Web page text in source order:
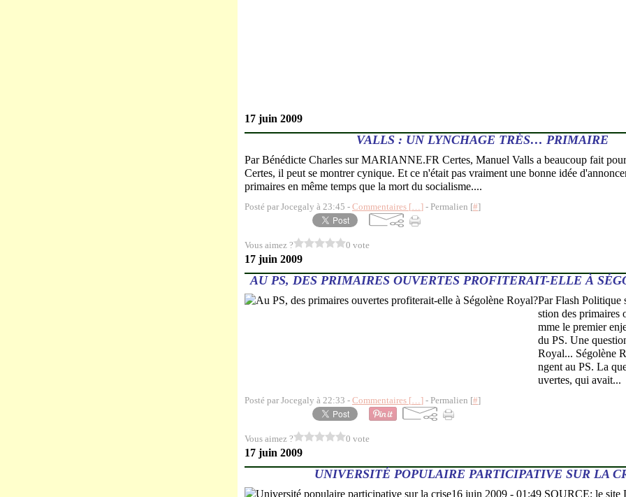
17 juin 2009
VALLS : UN LYNCHAGE TRÈS… PRIMAIRE
Par Bénédicte Charles sur MARIANNE.FR Certes, Manuel Valls a beaucoup fait
Certes, il peut se montrer cynique. Et ce n'était pas vraiment une bonne idée
primaires en même temps que la mort du socialisme....
Posté par Jocegaly à 23:45 - Commentaires […] - Permalien [#]
Vous aimez ? 0 vote
17 juin 2009
AU PS, DES PRIMAIRES OUVERTES PROFITERAIT-ELLE À
Par Flash
stion des primaires
mme le premier
du PS. Une
Royal... Ségolène
ngent au PS. La
uvertes, qui avait...
Posté par Jocegaly à 22:33 - Commentaires […] - Permalien [#]
Vous aimez ? 0 vote
17 juin 2009
UNIVERSITÉ POPULAIRE PARTICIPATIVE SUR LA
16 juin 2009 - 01:49 SOURCE: le